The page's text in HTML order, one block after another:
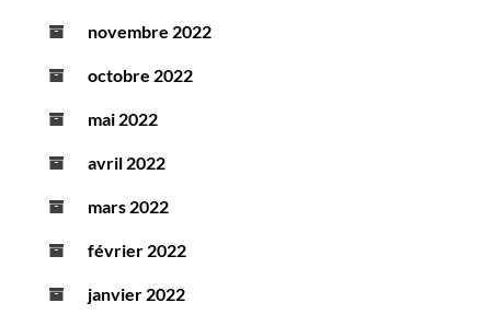
novembre 2022
octobre 2022
mai 2022
avril 2022
mars 2022
février 2022
janvier 2022